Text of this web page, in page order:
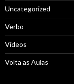
Uncategorized
Verbo
Vídeos
Volta as Aulas